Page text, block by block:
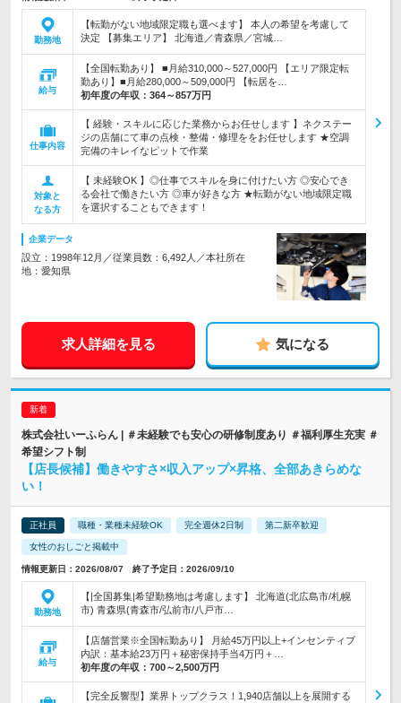
勤務地
【転勤がない地域限定職も選べます】 本人の希望を考慮して
決定 【募集エリア】 北海道／青森県／宮城…
給与
【全国転勤あり】 ■月給310,000～527,000円 【エリア限定転
勤あり】■月給280,000～509,000円 【転居を…
初年度の年収： 364～857万円
仕事内容
【 経験・スキルに応じた業務からお任せします 】ネクステー
ジの店舗にて車の点検・整備・修理ををお任せします ★空調
完備のキレイなピットで作業
対象と
なる方
【 未経験OK 】◎仕事でスキルを身に付けたい方 ◎安心でき
る会社で働きたい方 ◎車が好きな方 ★転勤がない地域限定職
を選択することもできます！
企業データ
設立：1998年12月／従業員数：6,492人／本社所在
地：愛知県
求人詳細を見る 気になる
株式会社いーふらん | ＃未経験でも安心の研修制度あり ＃福利厚生充実 ＃
希望シフト制
【店長候補】働きやすさ×収入アップ×昇格、全部あきらめな
い！
正社員 職種・業種未経験OK 完全週休2日制 第二新卒歓迎
女性のおしごと掲載中
情報更新日：2026/08/07 終了予定日：2026/09/10
勤務地
【|全国募集|希望勤務地は考慮します】 北海道(北広島市/札幌
市) 青森県(青森市/弘前市/八戸市…
給与
【店舗営業※全国転勤あり】 月給45万円以上+インセンティブ
内訳：基本給23万円＋秘密保持手当4万円＋…
初年度の年収： 700～2,500万円
【完全反響型】業界トップクラス！1,940店舗以上を展開する